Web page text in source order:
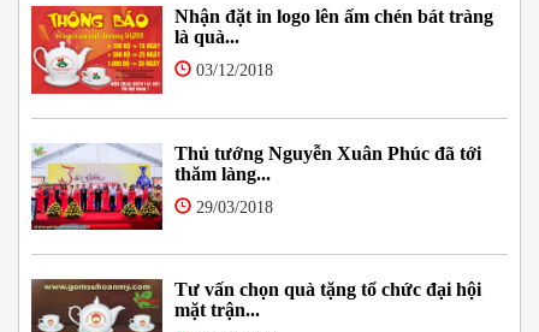
Nhận đặt in logo lên ấm chén bát tràng
là quà...
03/12/2018
Thủ tướng Nguyễn Xuân Phúc đã tới
thăm làng...
29/03/2018
Tư vấn chọn quà tặng tổ chức đại hội
mặt trận...